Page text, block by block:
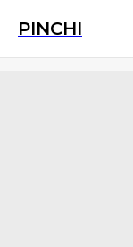
PINCHI